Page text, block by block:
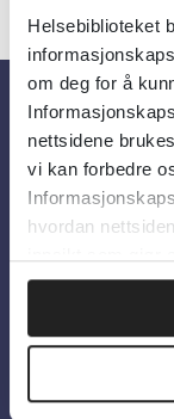
Helsebiblioteket
om deg for å
nettsidene
vi kan forbedre
hvordan
Om oss
Om
Personvern
Information
Bilder fra